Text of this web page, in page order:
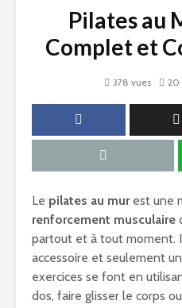
Pilates au
Complet et
378 vues 20
Le pilates au murest une
renforcement musculaire
partout et à tout moment.
accessoire et seulement
exercices se font en
dos, faire glisser le corps